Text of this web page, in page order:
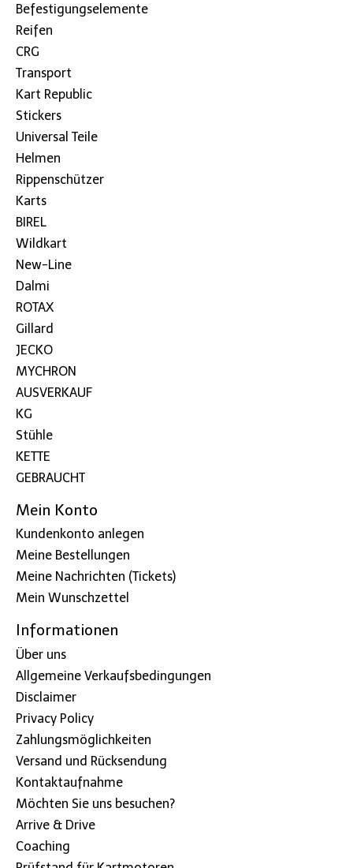
Befestigungselemente
Reifen
CRG
Transport
Kart Republic
Stickers
Universal Teile
Helmen
Rippenschützer
Karts
BIREL
Wildkart
New-Line
Dalmi
ROTAX
Gillard
JECKO
MYCHRON
AUSVERKAUF
KG
Stühle
KETTE
GEBRAUCHT
Mein Konto
Kundenkonto anlegen
Meine Bestellungen
Meine Nachrichten (Tickets)
Mein Wunschzettel
Informationen
Über uns
Allgemeine Verkaufsbedingungen
Disclaimer
Privacy Policy
Zahlungsmöglichkeiten
Versand und Rücksendung
Kontaktaufnahme
Möchten Sie uns besuchen?
Arrive & Drive
Coaching